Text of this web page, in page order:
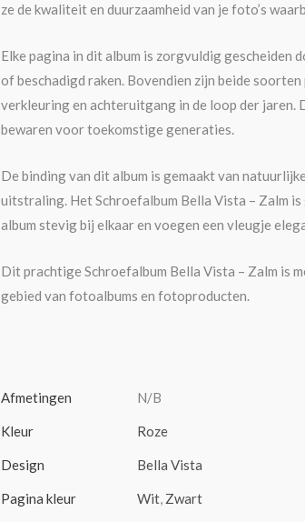
ze de kwaliteit en duurzaamheid van je foto’s
Elke pagina in dit album is zorgvuldig gescheiden
of beschadigd raken. Bovendien zijn beide
verkleuring en achteruitgang in de loop der jaren.
bewaren voor toekomstige generaties.
De binding van dit album is gemaakt van
uitstraling. Het Schroefalbum Bella Vista – Zalm
album stevig bij elkaar en voegen een vleugje
Dit prachtige Schroefalbum Bella Vista – Zalm is
gebied van fotoalbums en fotoproducten.
Afmetingen N/B
Kleur Roze
Design Bella Vista
Pagina kleur Wit, Zwart